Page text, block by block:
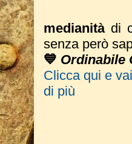
medianitàdi
senza però
💙 Ordinabile
Clicca qui e
di più